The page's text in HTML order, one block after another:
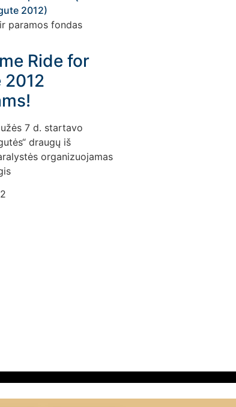
Ride for
2012
7 d. startavo
draugų iš
organizuojamas